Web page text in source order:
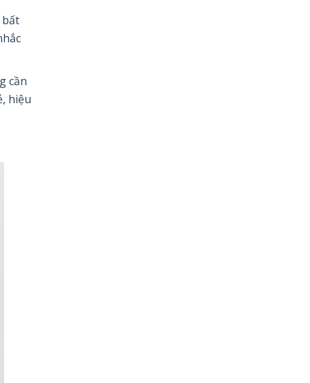
bất
cần
hiệu